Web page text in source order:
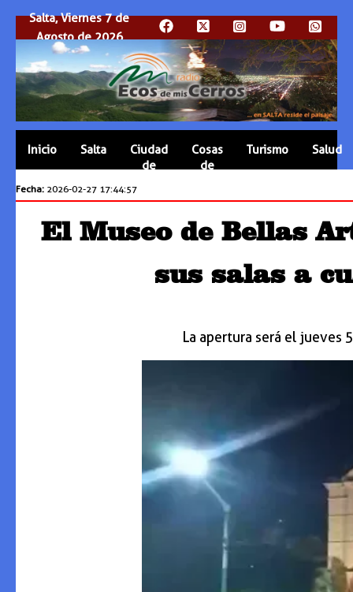
Salta, Viernes 7 de
Agosto de 2026
Inicio Salta
Ciudad
de
Cosas
de
Turismo Salud
Fecha: 2026-02-27 17:44:57
El Museo de Bellas
sus salas a
La apertura será el jueves